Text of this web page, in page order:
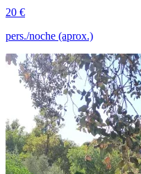
20 €
pers./noche (aprox.)